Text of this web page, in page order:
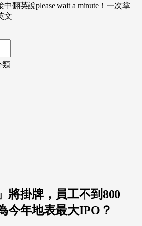
中翻英說please wait a minute！一次掌
文
類
將掛牌，員工不到800
今年地表最大IPO？